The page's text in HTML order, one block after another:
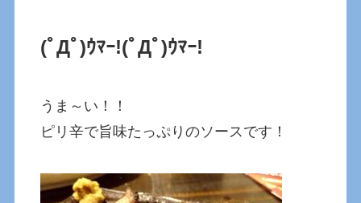
(ﾟДﾟ)ｳﾏｰ!(ﾟДﾟ)ｳﾏｰ!
うま～い！！
ピリ辛で旨味たっぷりのソースです！